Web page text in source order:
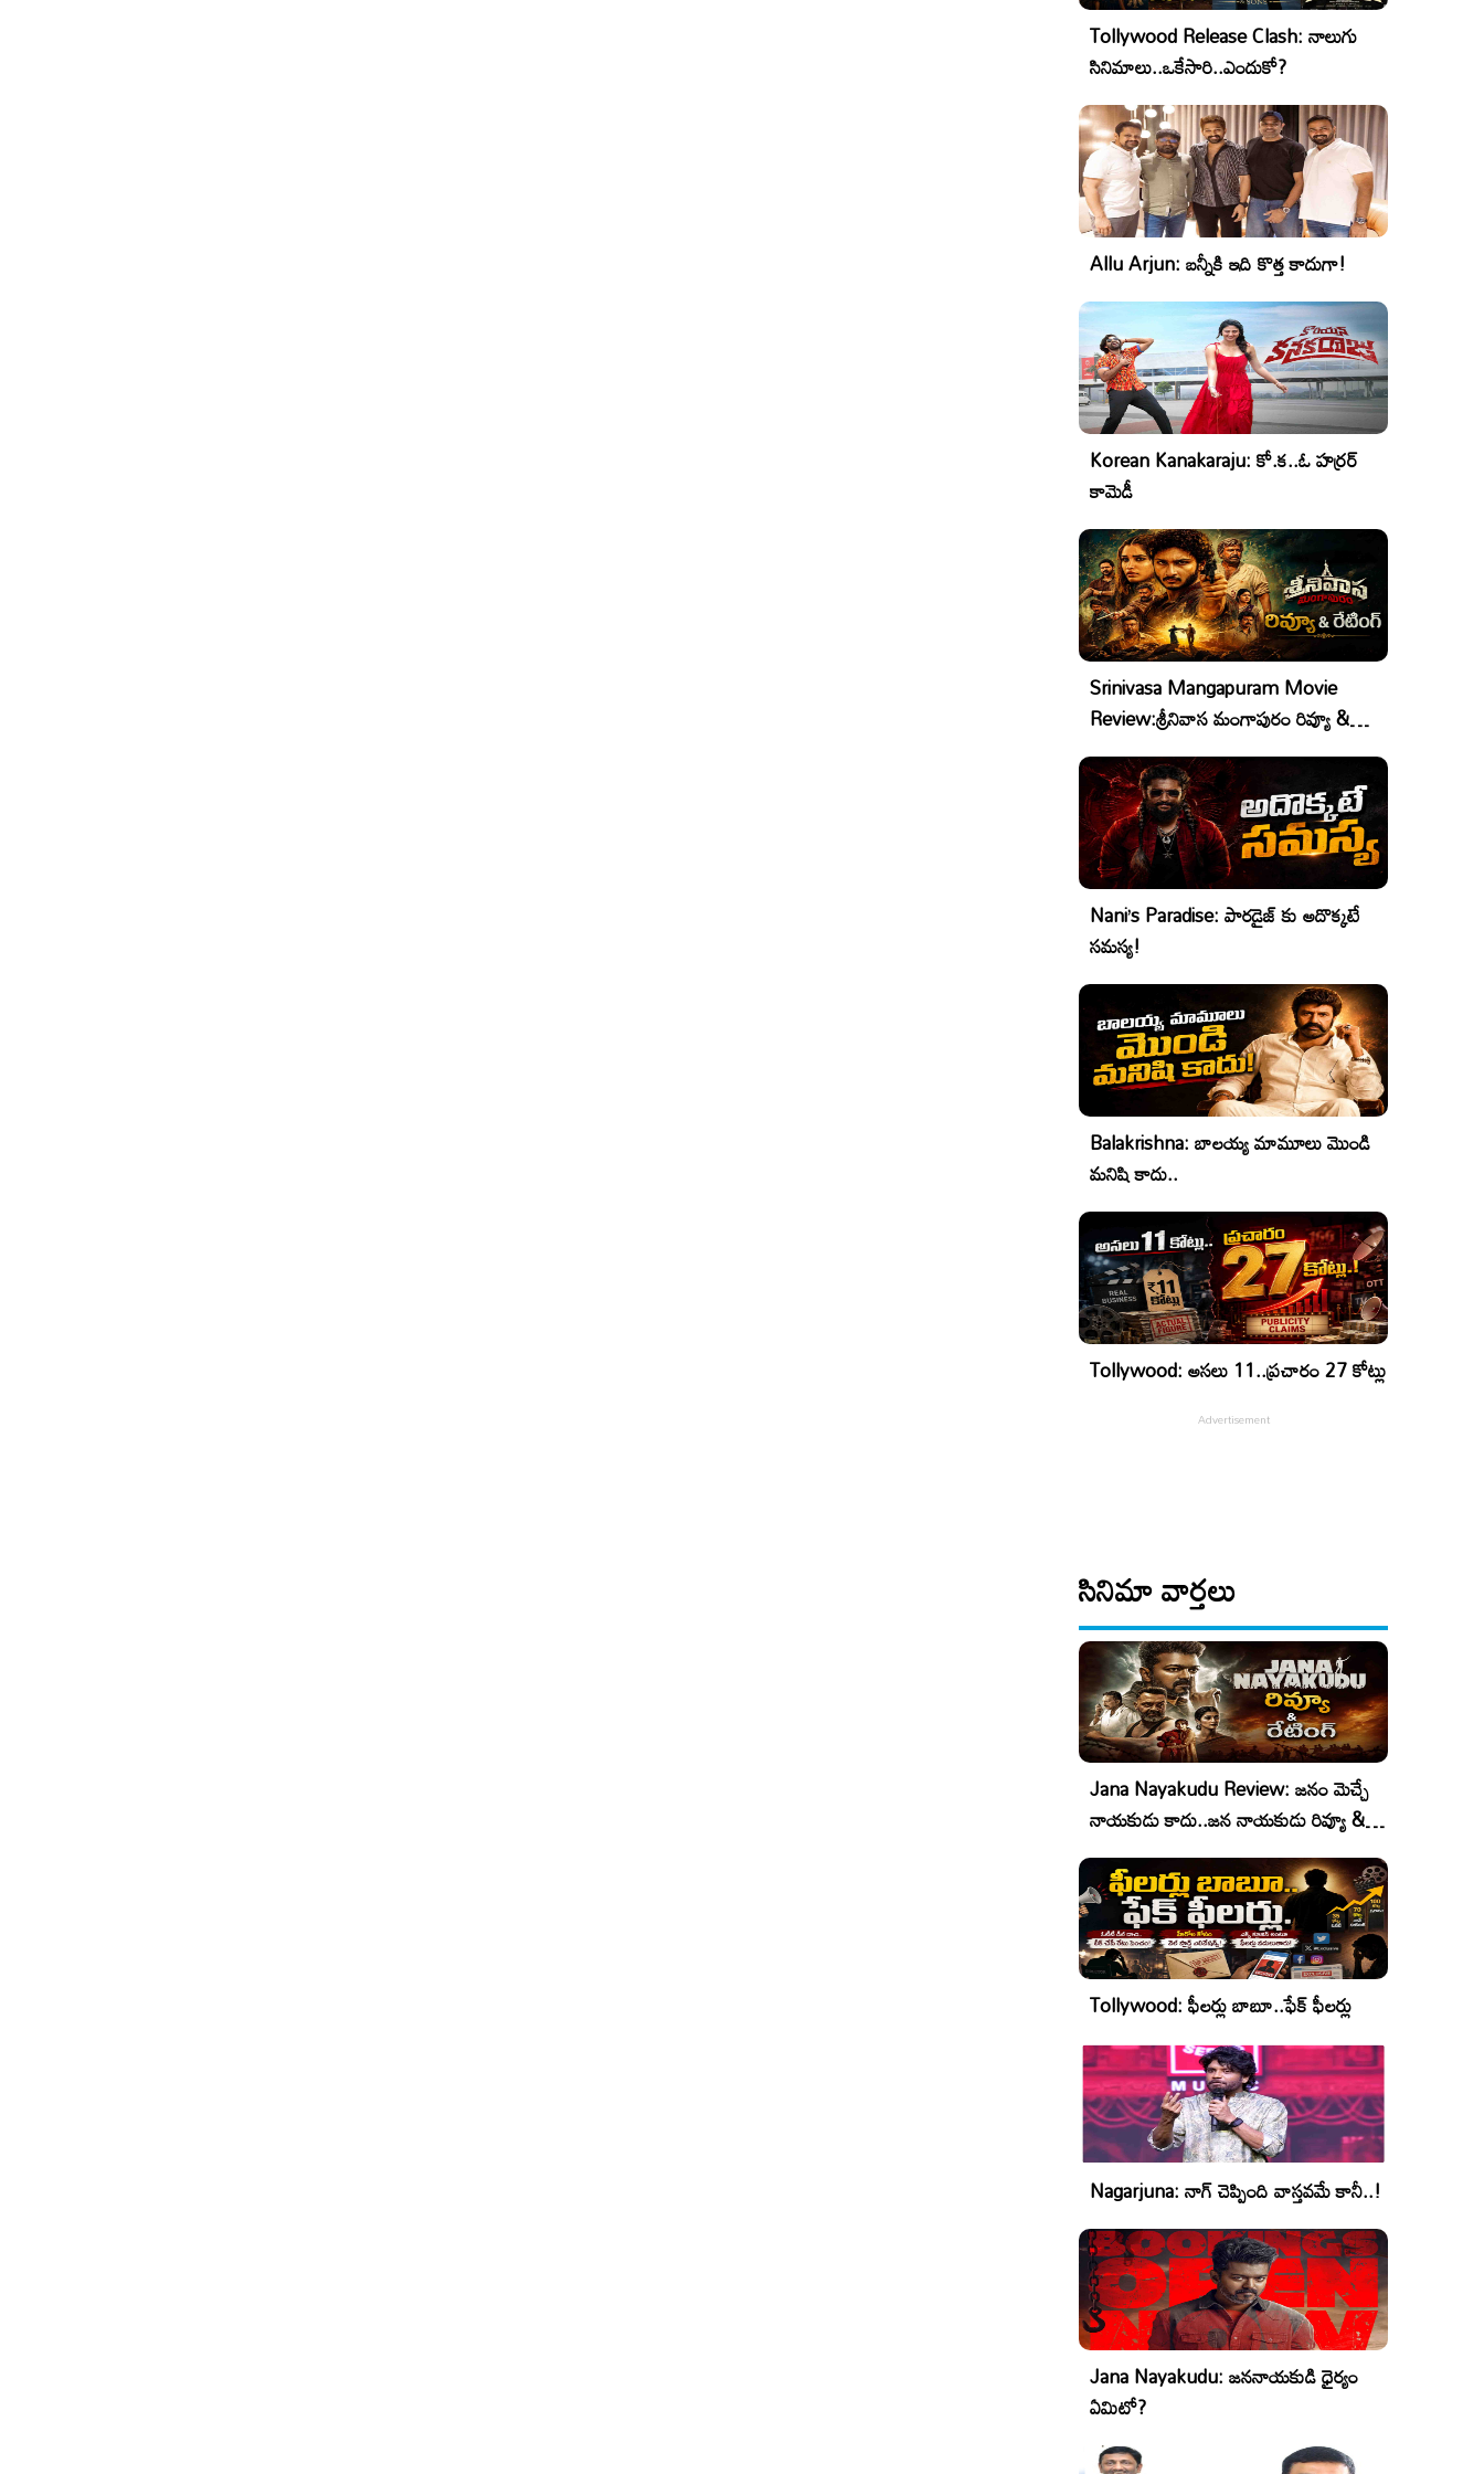
Tollywood Release Clash: నాలుగు
సినిమాలు..ఒకేసారి..ఎందుకో?
Allu Arjun: బన్నీకి ఇది కొత్త కాదుగా!
Korean Kanakaraju: కో.క..ఓ హర్రర్
కామెడీ
Srinivasa Mangapuram Movie
Review:శ్రీనివాస మంగాపురం రివ్యూ &
రేటింగ్
Nani’s Paradise: పారడైజ్ కు అదొక్కటే
సమస్య!
Balakrishna: బాలయ్య మామూలు మొండి
మనిషి కాదు..
Tollywood: అసలు 11..ప్రచారం 27 కోట్లు
సినిమా వార్తలు
Jana Nayakudu Review: జనం మెచ్చే
నాయకుడు కాదు..జన నాయకుడు రివ్యూ &
రేటింగ్!
Tollywood: ఫీలర్లు బాబూ..ఫేక్ ఫీలర్లు
Nagarjuna: నాగ్ చెప్పింది వాస్తవమే కానీ..!
Jana Nayakudu: జననాయకుడి ధైర్యం
ఏమిటో?